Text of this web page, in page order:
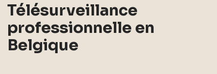
Télésurveillance
professionnelle en
Belgique